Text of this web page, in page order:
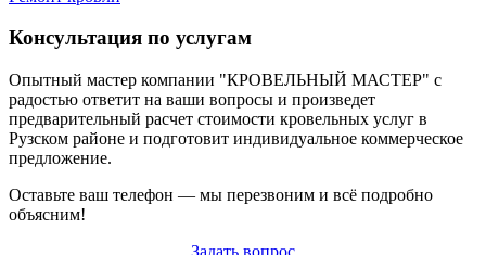
Консультация по услугам
Опытный мастер компании "КРОВЕЛЬНЫЙ МАСТЕР" с
радостью ответит на ваши вопросы и произведет
предварительный расчет стоимости кровельных услуг в
Рузском районе и подготовит индивидуальное коммерческое
предложение.
Оставьте ваш телефон — мы перезвоним и всё подробно
объясним!